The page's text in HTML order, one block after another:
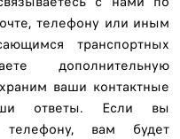
телефону или иным
транспортных
дополнительную
ваши контактные
ответы. Если вы
вам будет